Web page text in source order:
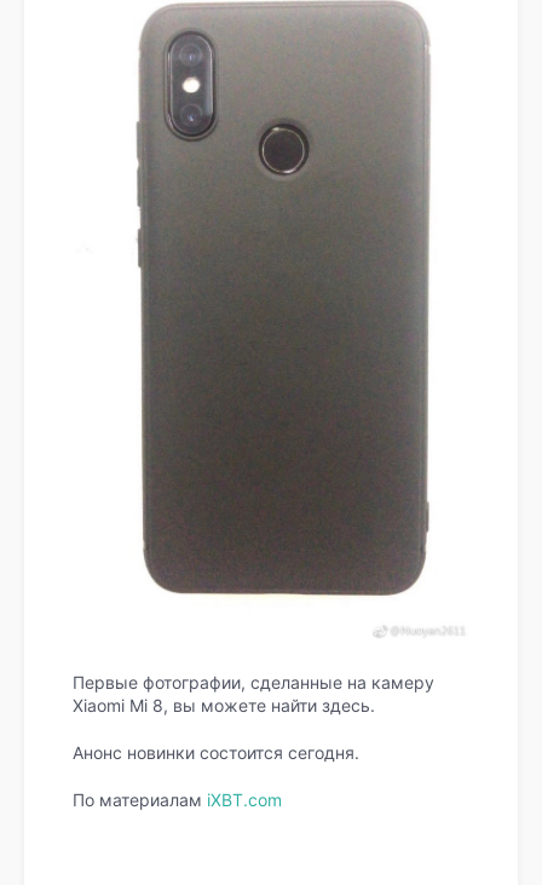
Первые фотографии, сделанные на камеру
Xiaomi Mi 8, вы можете найти здесь.
Анонс новинки состоится сегодня.
По материалам iXBT.com